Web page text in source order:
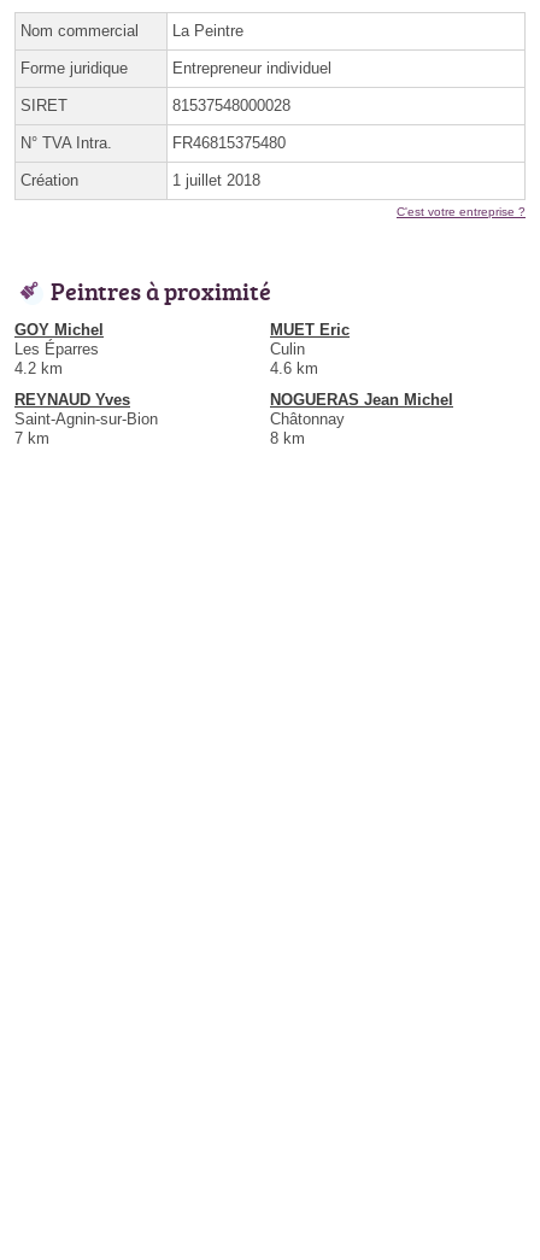
Nom commercial La Peintre
Forme juridique Entrepreneur individuel
SIRET 81537548000028
N° TVA Intra. FR46815375480
Création 1 juillet 2018
C'est votre entreprise ?
Peintres à proximité
GOY Michel
Les Éparres
4.2 km
MUET Eric
Culin
4.6 km
REYNAUD Yves
Saint-Agnin-sur-Bion
7 km
NOGUERAS Jean Michel
Châtonnay
8 km